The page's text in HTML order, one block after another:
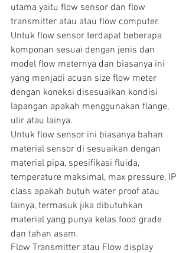
utama yaitu flow sensor dan flow
transmitter atau atau flow computer.
Untuk flow sensor terdapat beberapa
komponan sesuai dengan jenis dan
model flow meternya dan biasanya ini
yang menjadi acuan size flow meter
dengan koneksi disesuaikan kondisi
lapangan apakah menggunakan flange,
ulir atau lainya.
Untuk flow sensor ini biasanya bahan
material sensor di sesuaikan dengan
material pipa, spesifikasi fluida,
temperature maksimal, max pressure, IP
class apakah butuh water proof atau
lainya, termasuk jika dibutuhkan
material yang punya kelas food grade
dan tahan asam.
Flow Transmitter atau Flow display